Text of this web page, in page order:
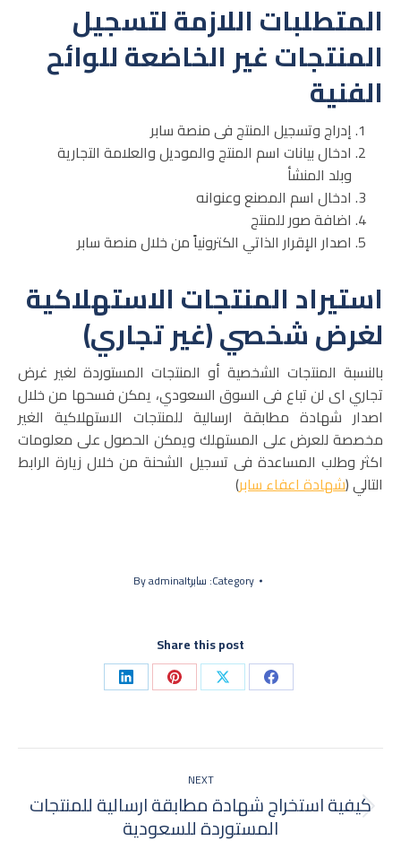
المتطلبات اللازمة لتسجيل
المنتجات غير الخاضعة للوائح
الفنية
إدراج وتسجيل المنتج فى منصة سابر
ادخال بيانات اسم المنتج والموديل والعلامة التجارية
وبلد المنشأ
ادخال اسم المصنع وعنوانه
اضافة صور للمنتج
اصدار الإقرار الذاتي الكترونياً من خلال منصة سابر
استيراد المنتجات الاستهلاكية
لغرض شخصي (غير تجاري)
بالنسبة المنتجات الشخصية أو المنتجات المستوردة لغير غرض
تجاري اى لن تباع فى السوق السعودي، يمكن فسحها من خلال
اصدار شهادة مطابقة ارسالية للمنتجات الاستهلاكية الغير
مخصصة للعرض على المستهلك ويمكن الحصول على معلومات
اكثر وطلب المساعدة فى تسجيل الشحنة من خلال زيارة الرابط
التالي (شهادة اعفاء سابر)
Category: سابر Byadminalt
Share this post
Share
Facebook
Share
X
Share
Pinterest
Share
LinkedIn
Post
Navigation
NEXT
Next
post:
كيفية استخراج شهادة مطابقة ارسالية للمنتجات
المستوردة للسعودية